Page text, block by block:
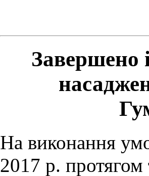
Завершено
На виконання
2017 р.